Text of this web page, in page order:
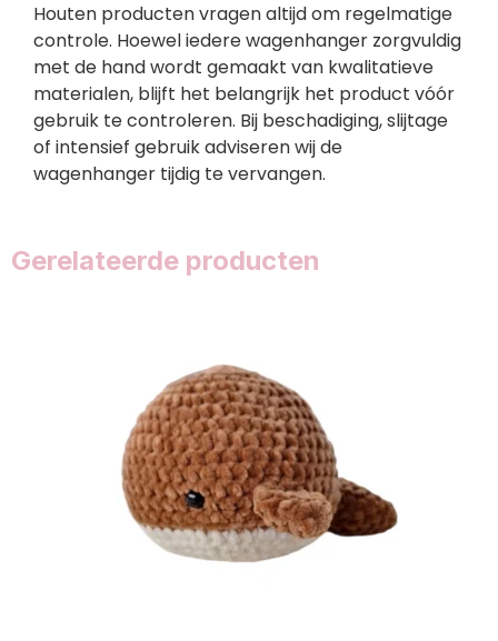
Houten producten vragen altijd om regelmatige
controle. Hoewel iedere wagenhanger zorgvuldig
met de hand wordt gemaakt van kwalitatieve
materialen, blijft het belangrijk het product vóór
gebruik te controleren. Bij beschadiging, slijtage
of intensief gebruik adviseren wij de
wagenhanger tijdig te vervangen.
Gerelateerde producten